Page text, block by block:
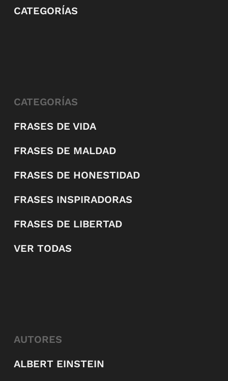
CATEGORÍAS
CATEGORÍAS
FRASES DE VIDA
FRASES DE MALDAD
FRASES DE HONESTIDAD
FRASES INSPIRADORAS
FRASES DE LIBERTAD
VER TODAS
AUTORES
ALBERT EINSTEIN